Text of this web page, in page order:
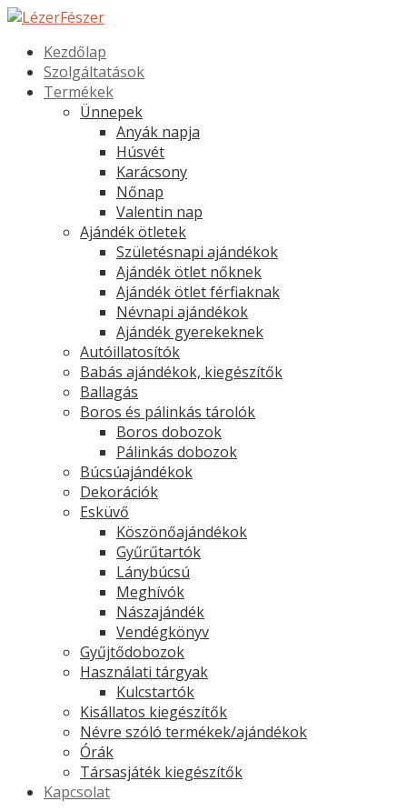
Kezdőlap
Szolgáltatások
Termékek
Ünnepek
Anyák napja
Húsvét
Karácsony
Nőnap
Valentin nap
Ajándék ötletek
Születésnapi ajándékok
Ajándék ötlet nőknek
Ajándék ötlet férfiaknak
Névnapi ajándékok
Ajándék gyerekeknek
Autóillatosítók
Babás ajándékok, kiegészítők
Ballagás
Boros és pálinkás tárolók
Boros dobozok
Pálinkás dobozok
Búcsúajándékok
Dekorációk
Esküvő
Köszönőajándékok
Gyűrűtartók
Lánybúcsú
Meghívók
Nászajándék
Vendégkönyv
Gyűjtődobozok
Használati tárgyak
Kulcstartók
Kisállatos kiegészítők
Névre szóló termékek/ajándékok
Órák
Társasjáték kiegészítők
Kapcsolat